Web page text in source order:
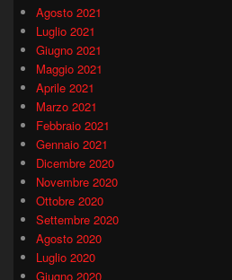
Agosto 2021
Luglio 2021
Giugno 2021
Maggio 2021
Aprile 2021
Marzo 2021
Febbraio 2021
Gennaio 2021
Dicembre 2020
Novembre 2020
Ottobre 2020
Settembre 2020
Agosto 2020
Luglio 2020
Giugno 2020